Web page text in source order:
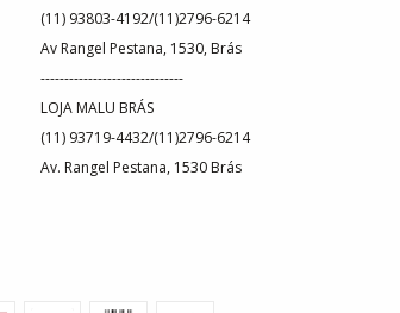
(11) 93803-4192/(11)2796-6214
Av Rangel Pestana, 1530, Brás
------------------------------
LOJA MALU BRÁS
(11) 93719-4432/(11)2796-6214
Av. Rangel Pestana, 1530 Brás